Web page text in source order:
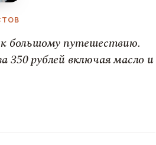
большому путешествию.
рублей включая масло и